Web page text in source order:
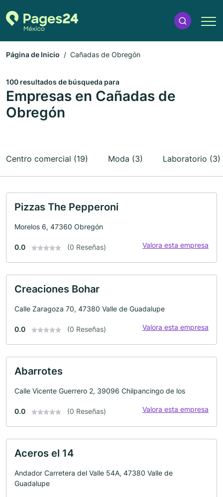
Página de Inicio Cañadas de Obregón
100 resultados de búsqueda para
Empresas en Cañadas de
Obregón
Centro comercial (19) Moda (3) Laboratorio (3)
Pizzas The Pepperoni
Morelos 6, 47360 Obregón
0.0 (0 Reseñas) Valora esta empresa
Creaciones Bohar
Calle Zaragoza 70, 47380 Valle de Guadalupe
0.0 (0 Reseñas) Valora esta empresa
Abarrotes
Calle Vicente Guerrero 2, 39096 Chilpancingo de los
0.0 (0 Reseñas) Valora esta empresa
Aceros el 14
Andador Carretera del Valle 54A, 47380 Valle de
Guadalupe